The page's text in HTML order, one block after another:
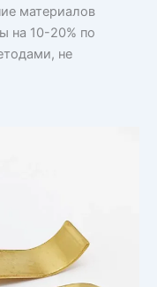
материалов
на 10-20% по
не